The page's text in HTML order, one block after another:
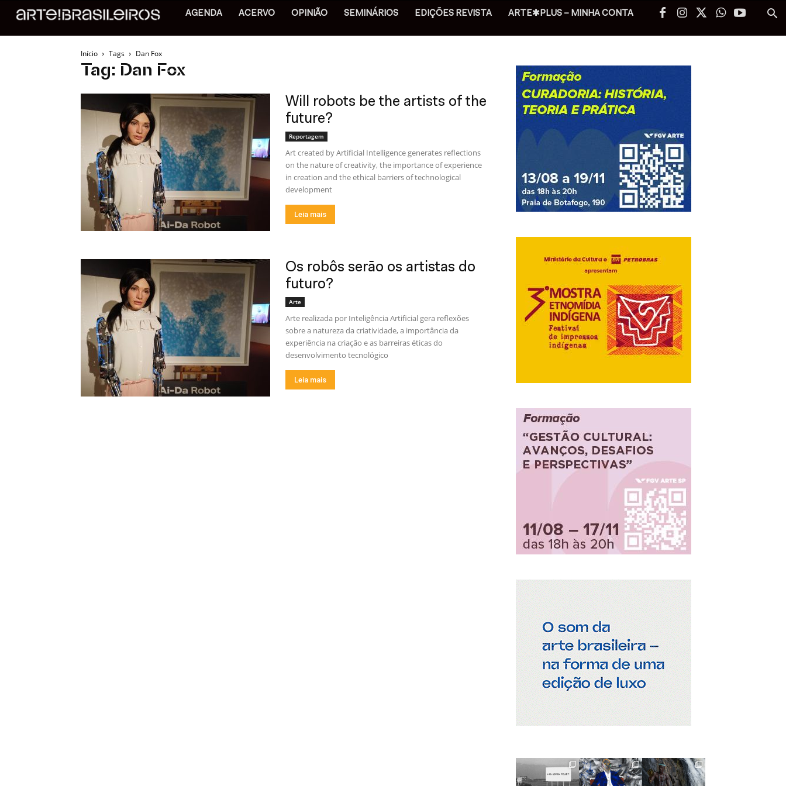
AGENDA ACERVO OPINIÃO SEMINÁRIOS EDIÇÕES REVISTA ARTE✱PLUS – MINHA CONTA
Início Tags Dan Fox
Tag: Dan Fox
Will robots be the artists of the
future?
Reportagem
Art created by Artificial Intelligence generates reflections
on the nature of creativity, the importance of experience
in creation and the ethical barriers of technological
development
Leia mais
Os robôs serão os artistas do
futuro?
Arte
Arte realizada por Inteligência Artificial gera reflexões
sobre a natureza da criatividade, a importância da
experiência na criação e as barreiras éticas do
desenvolvimento tecnológico
Leia mais